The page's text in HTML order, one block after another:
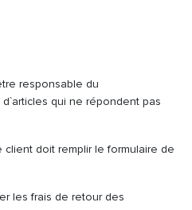
responsable du
qui ne répondent pas
doit remplir le formulaire de
les frais de retour des